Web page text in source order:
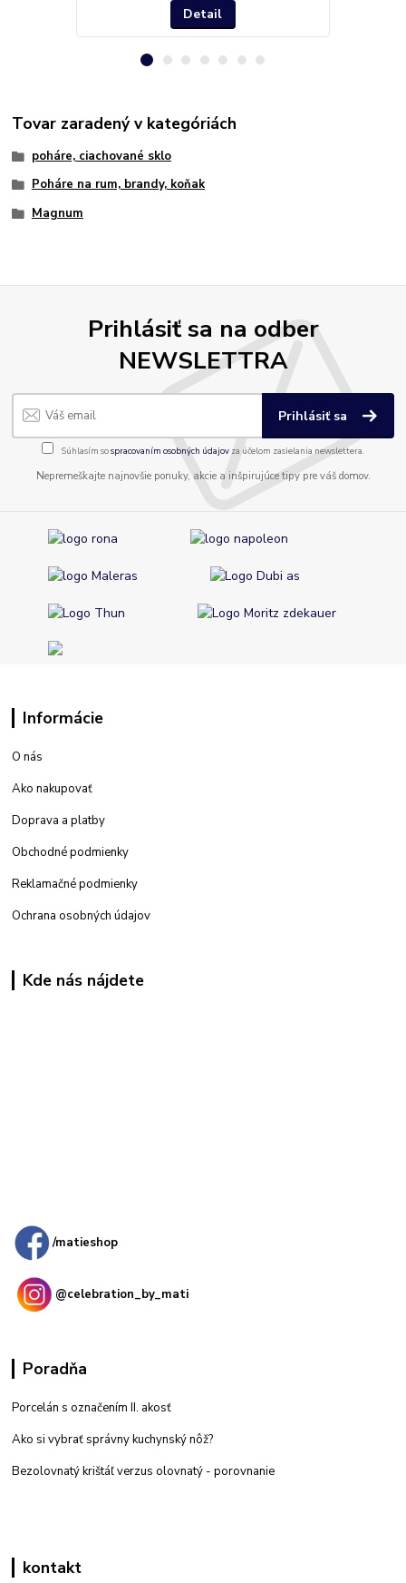
Detail
Tovar zaradený v kategóriách
poháre, ciachované sklo
Poháre na rum, brandy, koňak
Magnum
Prihlásiť sa na odber
NEWSLETTRA
Prihlásiť sa
Súhlasím sospracovaním osobných údajov za účelom zasielania newslettera.
Nepremeškajte najnovšie ponuky, akcie a inšpirujúce tipy pre váš domov.
Informácie
O nás
Ako nakupovať
Doprava a platby
Obchodné podmienky
Reklamačné podmienky
Ochrana osobných údajov
Kde nás nájdete
/matieshop
@celebration_by_mati
Poradňa
Porcelán s označením II. akosť
Ako si vybrať správny kuchynský nôž?
Bezolovnatý krištáľ verzus olovnatý - porovnanie
kontakt